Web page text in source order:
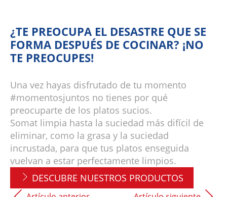
¿TE PREOCUPA EL DESASTRE QUE SE
FORMA DESPUÉS DE COCINAR? ¡NO
TE PREOCUPES!
Una vez hayas disfrutado de tu momento
#momentosjuntos no tienes por qué
preocuparte de los platos sucios.
Somat limpia hasta la suciedad más difícil de
eliminar, como la grasa y la suciedad
incrustada, para que tus platos enseguida
vuelvan a estar perfectamente limpios.
DESCUBRE NUESTROS PRODUCTOS